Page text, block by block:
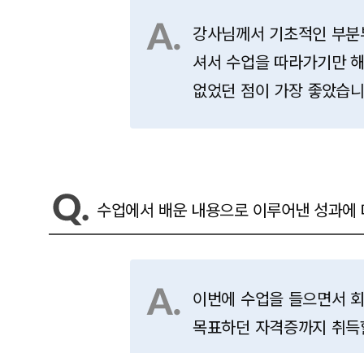
강사님께서 기초적인 부
셔서 수업을 따라가기만
없었던 점이 가장 좋았습
수업에서 배운 내용으로 이루어낸 성과에
이번에 수업을 들으면서
목표하던 자격증까지 취